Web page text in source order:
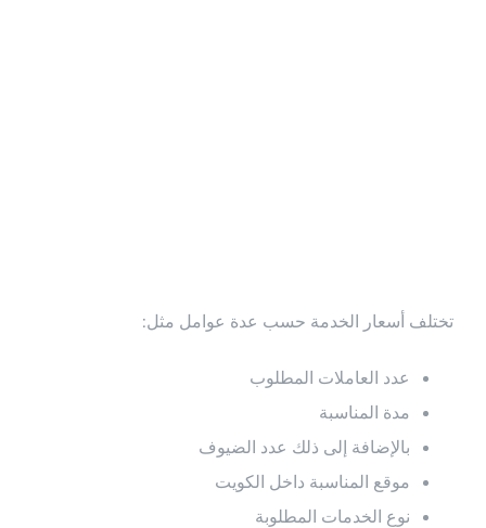
تختلف أسعار الخدمة حسب عدة عوامل مثل:
عدد العاملات المطلوب
مدة المناسبة
بالإضافة إلى ذلك عدد الضيوف
موقع المناسبة داخل الكويت
نوع الخدمات المطلوبة